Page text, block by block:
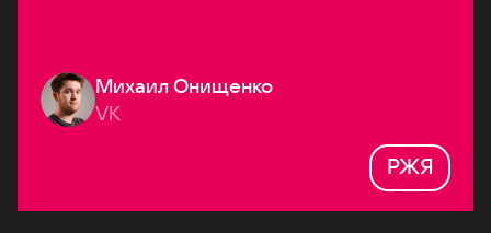
Михаил Онищенко
VK
РЖЯ